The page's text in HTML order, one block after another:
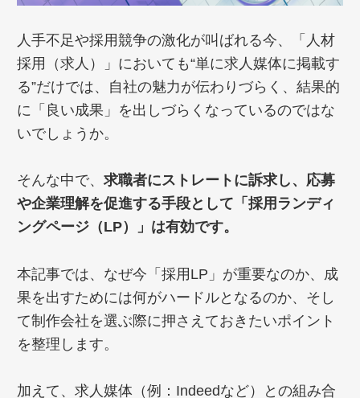
人手不足や採用競争の激化が叫ばれる今、「人材
採用（求人）」においても“単に求人媒体に掲載す
る”だけでは、自社の魅力が伝わりづらく、結果的
に「良い成果」を出しづらくなっているのではな
いでしょうか。
そんな中で、 求職者にストレートに訴求し、応募
や企業理解を促進する手段として「採用ランディ
ングページ（LP）」は有効です。
本記事では、なぜ今「採用LP」が重要なのか、成
果を出すためには何がハードルとなるのか、そし
て制作会社を選ぶ際に押さえておきたいポイント
を整理します。
加えて、求人媒体（例：Indeedなど）との組み合